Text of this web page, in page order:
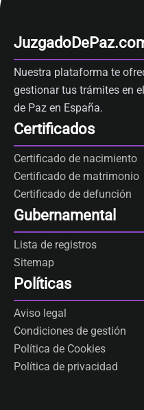
Nuestra plataforma te
gestionar tus trámites en
de Paz en España.
Certificados
Certificado de nacimiento
Certificado de matrimonio
Certificado de defunción
Gubernamental
Lista de registros
Sitemap
Políticas
Aviso legal
Condiciones de gestión
Política de Cookies
Política de privacidad